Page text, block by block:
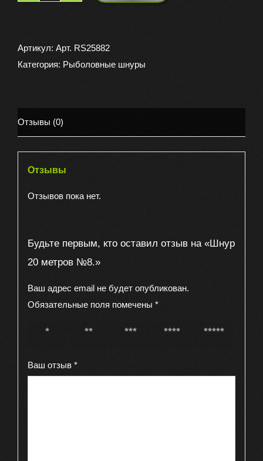
20
метров
Артикул: Арт. RS25882
Категория: Рыболовные шнуры
Отзывы (0)
Отзывы
Отзывов пока нет.
Будьте первым, кто оставил отзыв на «Шнур
20 метров №8.»
Ваш адрес email не будет опубликован.
Обязательные поля помечены *
1 из 5
2 из 5
3 из 5
4 из 5
5 из 5
Ваш отзыв *